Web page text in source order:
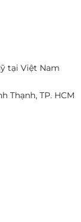
tại Việt Nam
Thạnh, TP. HCM